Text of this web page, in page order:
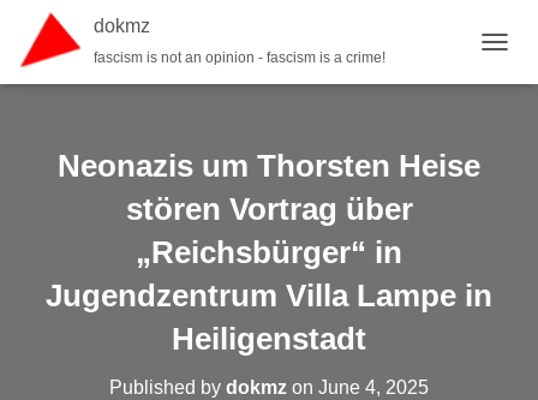
dokmz
fascism is not an opinion - fascism is a crime!
Neonazis um Thorsten Heise
stören Vortrag über
„Reichsbürger“ in
Jugendzentrum Villa Lampe in
Heiligenstadt
Published by dokmz on June 4, 2025